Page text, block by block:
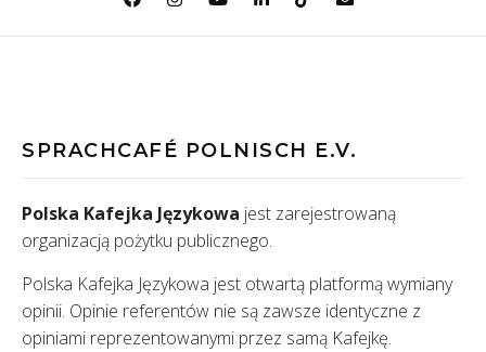
SPRACHCAFÉ POLNISCH E.V.
Polska Kafejka Językowa jest zarejestrowaną
organizacją pożytku publicznego.
Polska Kafejka Językowa jest otwartą platformą wymiany
opinii. Opinie referentów nie są zawsze identyczne z
opiniami reprezentowanymi przez samą Kafejkę.